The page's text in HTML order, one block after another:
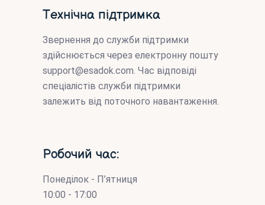
Технічна підтримка
Звернення до служби підтримки
здійснюється через електронну пошту
support@esadok.com . Час відповіді
спеціалістів служби підтримки
залежить від поточного навантаження.
Робочий час:
Понеділок - П’ятниця
10:00 - 17:00